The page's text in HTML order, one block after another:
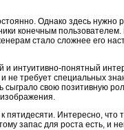
Однако здесь нужно
конечным пользователем.
стало сложнее его
и интуитивно-понятный
не требует специальных
сыграло свою позитивную
Интересно, что
запас для роста есть, и